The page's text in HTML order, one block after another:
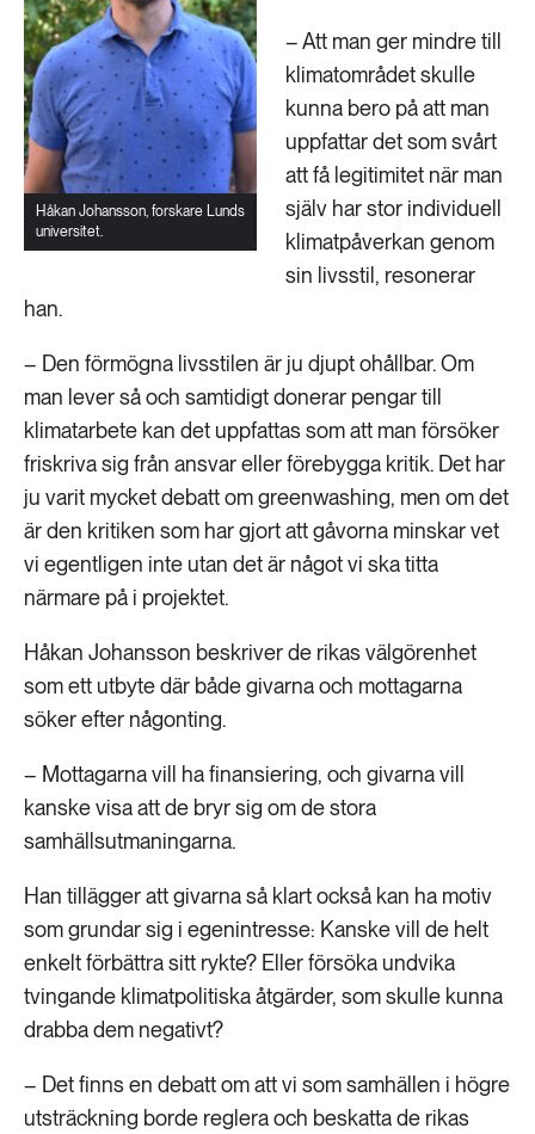
Håkan Johansson, forskare Lunds
universitet.
– Att man ger mindre till
klimatområdet skulle
kunna bero på att man
uppfattar det som svårt
att få legitimitet när man
själv har stor individuell
klimatpåverkan genom
sin livsstil, resonerar
han.
– Den förmögna livsstilen är ju djupt ohållbar. Om
man lever så och samtidigt donerar pengar till
klimatarbete kan det uppfattas som att man försöker
friskriva sig från ansvar eller förebygga kritik. Det har
ju varit mycket debatt om greenwashing, men om det
är den kritiken som har gjort att gåvorna minskar vet
vi egentligen inte utan det är något vi ska titta
närmare på i projektet.
Håkan Johansson beskriver de rikas välgörenhet
som ett utbyte där både givarna och mottagarna
söker efter någonting.
– Mottagarna vill ha finansiering, och givarna vill
kanske visa att de bryr sig om de stora
samhällsutmaningarna.
Han tillägger att givarna så klart också kan ha motiv
som grundar sig i egenintresse: Kanske vill de helt
enkelt förbättra sitt rykte? Eller försöka undvika
tvingande klimatpolitiska åtgärder, som skulle kunna
drabba dem negativt?
– Det finns en debatt om att vi som samhällen i högre
utsträckning borde reglera och beskatta de rikas